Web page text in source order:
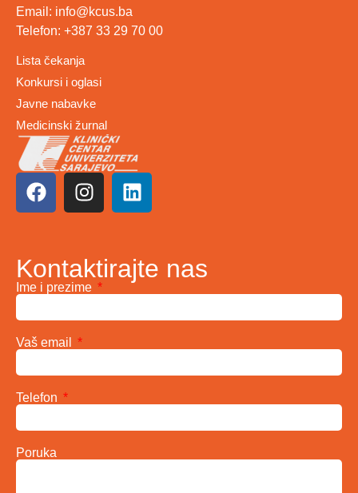
Email: info@kcus.ba
Telefon: +387 33 29 70 00
Lista čekanja
Konkursi i oglasi
Javne nabavke
Medicinski žurnal
Kontaktirajte nas
Ime i prezime
Vaš email
Telefon
Poruka